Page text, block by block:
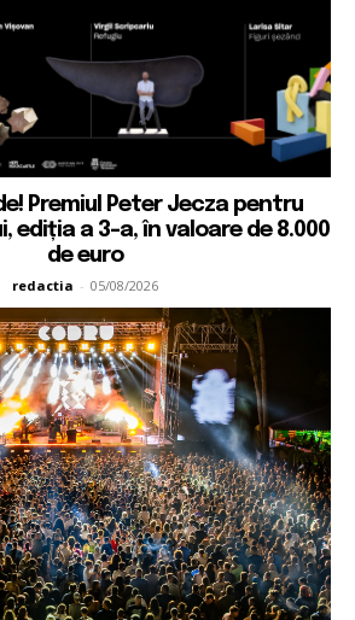
Premiul Peter Jecza pentru
ediția a 3-a, în valoare de 8.000
de euro
redactia - 05/08/2026